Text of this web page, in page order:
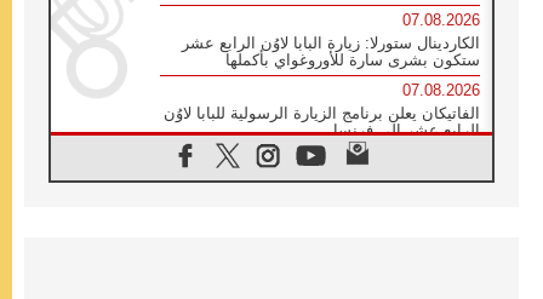
07.08.2026
الكاردينال ستورلا: زيارة البابا لاوُن الرابع عشر
ستكون بشرى سارة للأوروغواي بأكملها
07.08.2026
الفاتيكان يعلن برنامج الزيارة الرسولية للبابا لاوُن
الرابع عشر إلى فرنسا
في الذكرى الـ ٨١ لحادثة هيروشيما الكنيسة في